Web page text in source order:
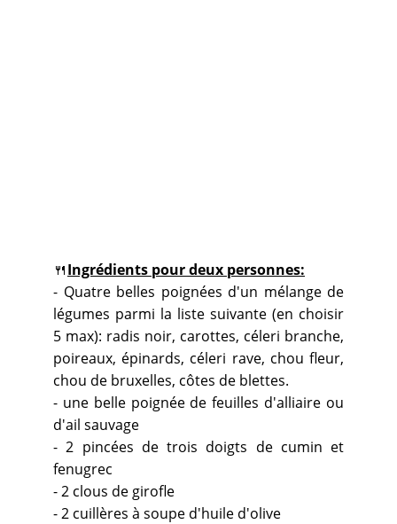
🍴Ingrédients pour deux personnes:
- Quatre belles poignées d'un mélange de
légumes parmi la liste suivante (en choisir
5 max): radis noir, carottes, céleri branche,
poireaux, épinards, céleri rave, chou fleur,
chou de bruxelles, côtes de blettes.
- une belle poignée de feuilles d'alliaire ou
d'ail sauvage
- 2 pincées de trois doigts de cumin et
fenugrec
- 2 clous de girofle
- 2 cuillères à soupe d'huile d'olive